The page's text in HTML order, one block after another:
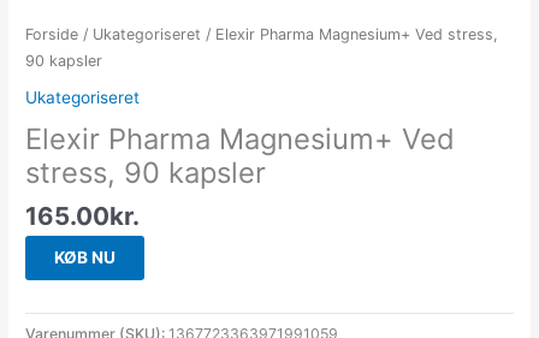
Forside / Ukategoriseret / Elexir Pharma Magnesium+ Ved stress,
90 kapsler
Ukategoriseret
Elexir Pharma Magnesium+ Ved
stress, 90 kapsler
165.00kr.
KØB NU
Varenummer (SKU): 1367723363971991059